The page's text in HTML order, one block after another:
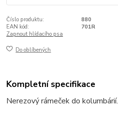
Číslo produktu:
880
EAN kód:
701R
Zapnout hlídacího psa
Do oblíbených
Kompletní specifikace
Nerezový rámeček do kolumbárií.